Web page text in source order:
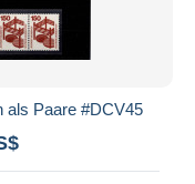
als Paare #DCV45